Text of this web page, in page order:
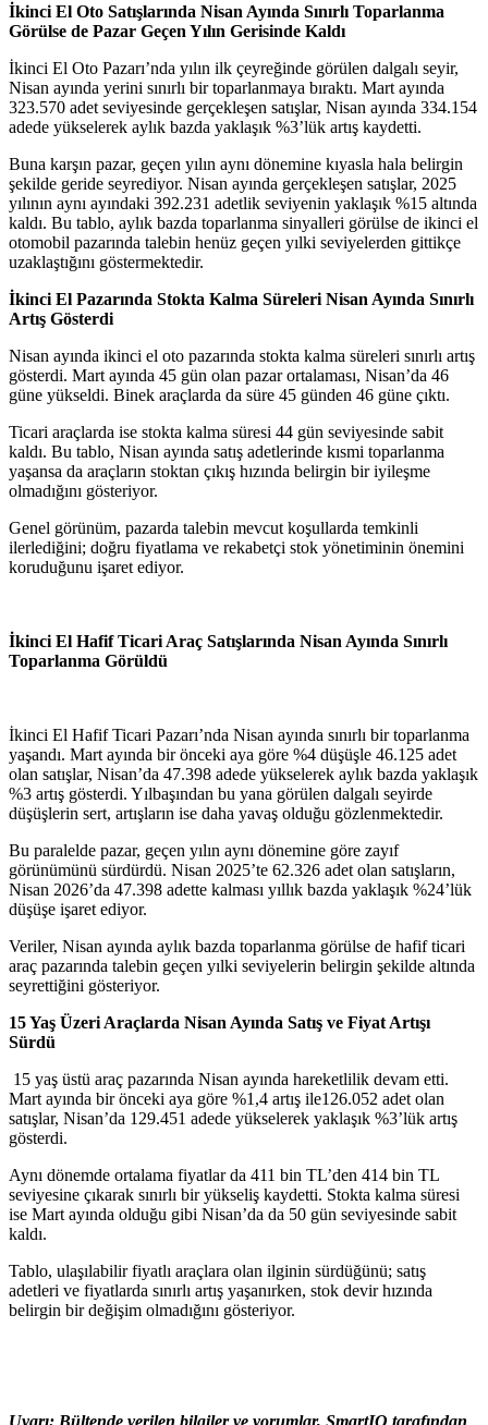
İkinci El Oto Satışlarında Nisan Ayında Sınırlı Toparlanma
Görülse de Pazar Geçen Yılın Gerisinde Kaldı
İkinci El Oto Pazarı’nda yılın ilk çeyreğinde görülen dalgalı seyir,
Nisan ayında yerini sınırlı bir toparlanmaya bıraktı. Mart ayında
323.570 adet seviyesinde gerçekleşen satışlar, Nisan ayında 334.154
adede yükselerek aylık bazda yaklaşık %3’lük artış kaydetti.
Buna karşın pazar, geçen yılın aynı dönemine kıyasla hala belirgin
şekilde geride seyrediyor. Nisan ayında gerçekleşen satışlar, 2025
yılının aynı ayındaki 392.231 adetlik seviyenin yaklaşık %15 altında
kaldı. Bu tablo, aylık bazda toparlanma sinyalleri görülse de ikinci el
otomobil pazarında talebin henüz geçen yılki seviyelerden gittikçe
uzaklaştığını göstermektedir.
İkinci El Pazarında Stokta Kalma Süreleri Nisan Ayında Sınırlı
Artış Gösterdi
Nisan ayında ikinci el oto pazarında stokta kalma süreleri sınırlı artış
gösterdi. Mart ayında 45 gün olan pazar ortalaması, Nisan’da 46
güne yükseldi. Binek araçlarda da süre 45 günden 46 güne çıktı.
Ticari araçlarda ise stokta kalma süresi 44 gün seviyesinde sabit
kaldı. Bu tablo, Nisan ayında satış adetlerinde kısmi toparlanma
yaşansa da araçların stoktan çıkış hızında belirgin bir iyileşme
olmadığını gösteriyor.
Genel görünüm, pazarda talebin mevcut koşullarda temkinli
ilerlediğini; doğru fiyatlama ve rekabetçi stok yönetiminin önemini
koruduğunu işaret ediyor.
İkinci El Hafif Ticari Araç Satışlarında Nisan Ayında Sınırlı
Toparlanma Görüldü
İkinci El Hafif Ticari Pazarı’nda Nisan ayında sınırlı bir toparlanma
yaşandı. Mart ayında bir önceki aya göre %4 düşüşle 46.125 adet
olan satışlar, Nisan’da 47.398 adede yükselerek aylık bazda yaklaşık
%3 artış gösterdi. Yılbaşından bu yana görülen dalgalı seyirde
düşüşlerin sert, artışların ise daha yavaş olduğu gözlenmektedir.
Bu paralelde pazar, geçen yılın aynı dönemine göre zayıf
görünümünü sürdürdü. Nisan 2025’te 62.326 adet olan satışların,
Nisan 2026’da 47.398 adette kalması yıllık bazda yaklaşık %24’lük
düşüşe işaret ediyor.
Veriler, Nisan ayında aylık bazda toparlanma görülse de hafif ticari
araç pazarında talebin geçen yılki seviyelerin belirgin şekilde altında
seyrettiğini gösteriyor.
15 Yaş Üzeri Araçlarda Nisan Ayında Satış ve Fiyat Artışı
Sürdü
15 yaş üstü araç pazarında Nisan ayında hareketlilik devam etti.
Mart ayında bir önceki aya göre %1,4 artış ile126.052 adet olan
satışlar, Nisan’da 129.451 adede yükselerek yaklaşık %3’lük artış
gösterdi.
Aynı dönemde ortalama fiyatlar da 411 bin TL’den 414 bin TL
seviyesine çıkarak sınırlı bir yükseliş kaydetti. Stokta kalma süresi
ise Mart ayında olduğu gibi Nisan’da da 50 gün seviyesinde sabit
kaldı.
Tablo, ulaşılabilir fiyatlı araçlara olan ilginin sürdüğünü; satış
adetleri ve fiyatlarda sınırlı artış yaşanırken, stok devir hızında
belirgin bir değişim olmadığını gösteriyor.
Uyarı: Bültende verilen bilgiler ve yorumlar, SmartIQ tarafından